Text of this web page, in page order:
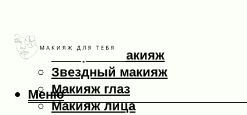
Макияж
Вечерний макияж
Звездный макияж
Макияж глаз
Макияж лица
Меню